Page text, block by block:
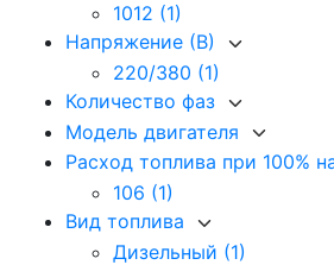
1012 (1)
Напряжение (В)
220/380 (1)
Количество фаз
Модель двигателя
Расход топлива при 100%
106 (1)
Вид топлива
Дизельный (1)